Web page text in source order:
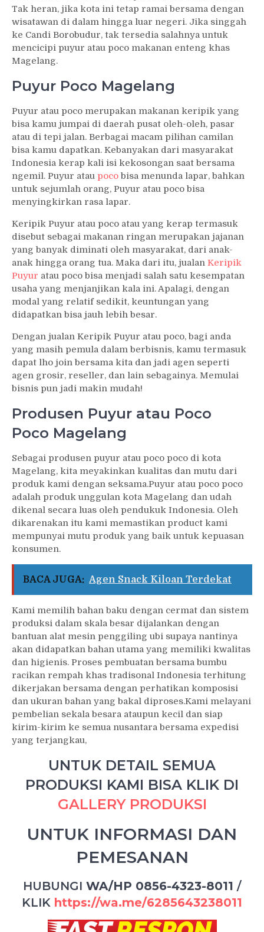
Tak heran, jika kota ini tetap ramai bersama dengan
wisatawan di dalam hingga luar negeri. Jika singgah
ke Candi Borobudur, tak tersedia salahnya untuk
mencicipi puyur atau poco makanan enteng khas
Magelang.
Puyur Poco Magelang
Puyur atau poco merupakan makanan keripik yang
bisa kamu jumpai di daerah pusat oleh-oleh, pasar
atau di tepi jalan. Berbagai macam pilihan camilan
bisa kamu dapatkan. Kebanyakan dari masyarakat
Indonesia kerap kali isi kekosongan saat bersama
ngemil. Puyur atau poco bisa menunda lapar, bahkan
untuk sejumlah orang, Puyur atau poco bisa
menyingkirkan rasa lapar.
Keripik Puyur atau poco atau yang kerap termasuk
disebut sebagai makanan ringan merupakan jajanan
yang banyak diminati oleh masyarakat, dari anak-
anak hingga orang tua. Maka dari itu, jualan Keripik
Puyur atau poco bisa menjadi salah satu kesempatan
usaha yang menjanjikan kala ini. Apalagi, dengan
modal yang relatif sedikit, keuntungan yang
didapatkan bisa jauh lebih besar.
Dengan jualan Keripik Puyur atau poco, bagi anda
yang masih pemula dalam berbisnis, kamu termasuk
dapat lho join bersama kita dan jadi agen seperti
agen grosir, reseller, dan lain sebagainya. Memulai
bisnis pun jadi makin mudah!
Produsen Puyur atau Poco
Poco Magelang
Sebagai produsen puyur atau poco poco di kota
Magelang, kita meyakinkan kualitas dan mutu dari
produk kami dengan seksama.Puyur atau poco poco
adalah produk unggulan kota Magelang dan udah
dikenal secara luas oleh pendukuk Indonesia. Oleh
dikarenakan itu kami memastikan product kami
mempunyai mutu produk yang baik untuk kepuasan
konsumen.
BACA JUGA: Agen Snack Kiloan Terdekat
Kami memilih bahan baku dengan cermat dan sistem
produksi dalam skala besar dijalankan dengan
bantuan alat mesin penggiling ubi supaya nantinya
akan didapatkan bahan utama yang memiliki kwalitas
dan higienis. Proses pembuatan bersama bumbu
racikan rempah khas tradisonal Indonesia terhitung
dikerjakan bersama dengan perhatikan komposisi
dan ukuran bahan yang bakal diproses.Kami melayani
pembelian sekala besara ataupun kecil dan siap
kirim-kirim ke semua nusantara bersama expedisi
yang terjangkau,
UNTUK DETAIL SEMUA
PRODUKSI KAMI BISA KLIK DI
GALLERY PRODUKSI
UNTUK INFORMASI DAN
PEMESANAN
HUBUNGI WA/HP 0856-4323-8011 /
KLIK https://wa.me/6285643238011